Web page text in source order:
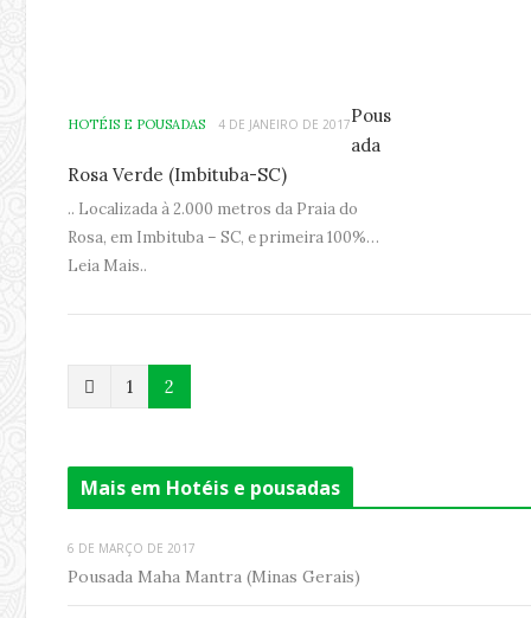
HOTÉIS E POUSADAS 4 DE JANEIRO DE 2017Pous
ada
Rosa Verde (Imbituba-SC)
.. Localizada à 2.000 metros da Praia do
Rosa, em Imbituba – SC, e primeira 100%…
Leia Mais..
e
v
1 2
Mais em Hotéis e pousadas
6 DE MARÇO DE 2017
Pousada Maha Mantra (Minas Gerais)